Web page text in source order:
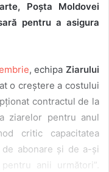
Poșta Moldovei
pentru a asigura
, echipaZiarului
o creștere a costului
contractul de la
ziarelor pentru anul
critic capacitatea
de abonare și de a-și
anii următori”.